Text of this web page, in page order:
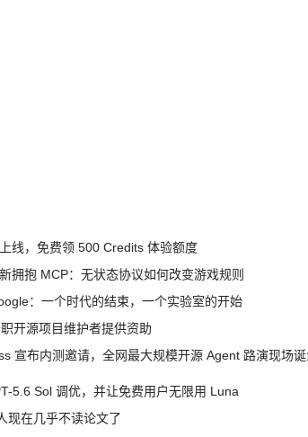
线，免费领 500 Credits 体验额度
拥抱 MCP：无状态协议如何改变游戏规则
：一个时代的结束，一个实验室的开始
开源项目维护者提供资助
宣布内测邀请，全网最大规模开源 Agent 路演现场诞
5.6 Sol 调优，并让免费用户无限用 Luna
现在几乎不读论文了